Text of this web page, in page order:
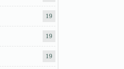
19
19
19